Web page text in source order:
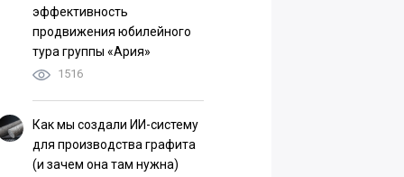
эффективность
продвижения юбилейного
тура группы «Ария»
1516
Как мы создали ИИ-систему
для производства графита
(и зачем она там нужна)